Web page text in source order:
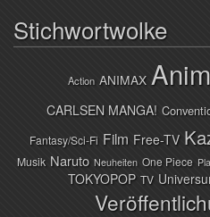
Stichwortwolke
Action ANIMAX
CARLSEN MANGA!
Fantasy/Sci-Fi Film Free-TV
Musik Naruto Neuheiten One Piece
TOKYOPOP TV